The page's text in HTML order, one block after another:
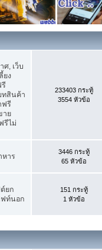
, เว็บ
ยง
รี
ทสินค้า
ฟรี
าย
รีไม่
233403 กระทู้
3554 หัวข้อ
หาร
3446 กระทู้
65 หัวข้อ
ยก
ฟท์นอก
151 กระทู้
1 หัวข้อ